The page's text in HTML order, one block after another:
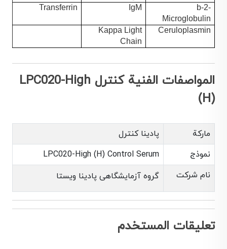
b-2-
Microglobulin
IgM
Transferrin
Ceruloplasmin
Kappa Light
Chain
المواصفات الفنية کنترل LPC020-High
(H)
ماركة
پادینا کنترل
نموذج
LPC020-High (H) Control Serum
نام شرکت
گروه آزمایشگاهی پادینا ویستا
تعليقات المستخدم